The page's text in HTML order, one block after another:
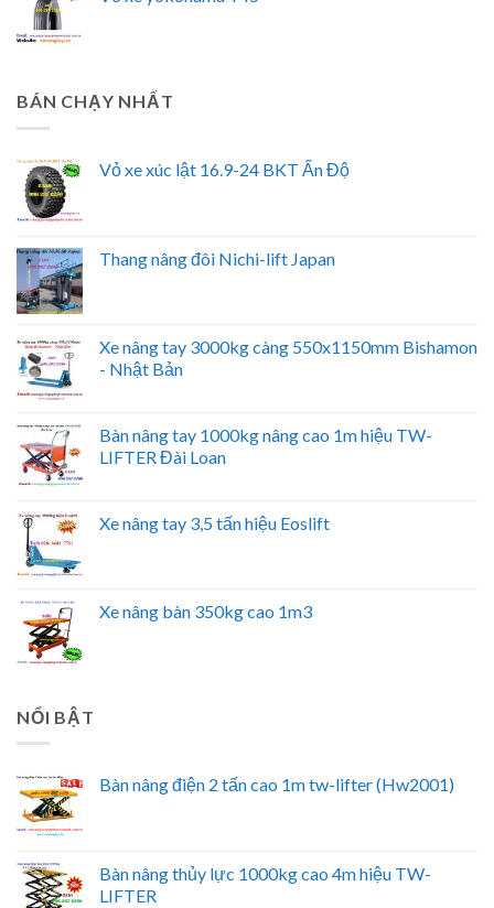
BÁN CHẠY NHẤT
Vỏ xe xúc lật 16.9-24 BKT Ấn Độ
Thang nâng đôi Nichi-lift Japan
Xe nâng tay 3000kg càng 550x1150mm Bishamon
- Nhật Bản
Bàn nâng tay 1000kg nâng cao 1m hiệu TW-
LIFTER Đài Loan
Xe nâng tay 3,5 tấn hiệu Eoslift
Xe nâng bàn 350kg cao 1m3
NỔI BẬT
Bàn nâng điện 2 tấn cao 1m tw-lifter (Hw2001)
Bàn nâng thủy lực 1000kg cao 4m hiệu TW-
LIFTER